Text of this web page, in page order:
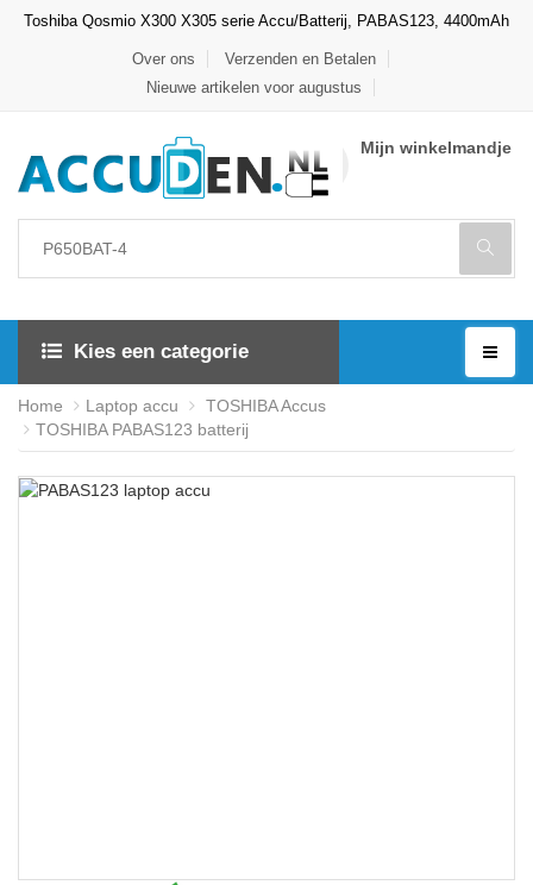
Toshiba Qosmio X300 X305 serie Accu/Batterij, PABAS123, 4400mAh
Over ons
Verzenden en Betalen
Nieuwe artikelen voor augustus
Mijn winkelmandje
Kies een categorie
Home Laptop accu
TOSHIBA Accus
TOSHIBA PABAS123 batterij